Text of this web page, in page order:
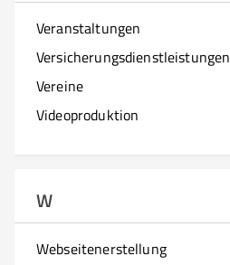
Veranstaltungen
Versicherungsdienstleistungen
Vereine
Videoproduktion
W
Webseitenerstellung